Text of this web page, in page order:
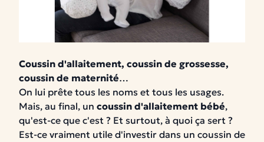
Coussin d'allaitement, coussin de grossesse,
coussin de maternité…
On lui prête tous les noms et tous les usages.
Mais, au final, un coussin d'allaitement bébé,
qu'est-ce que c'est ? Et surtout, à quoi ça sert ?
Est-ce vraiment utile d'investir dans un coussin de